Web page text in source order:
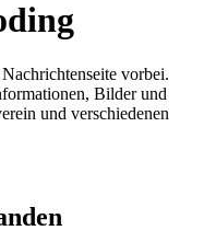
vorbei.
Bilder und
und verschiedenen